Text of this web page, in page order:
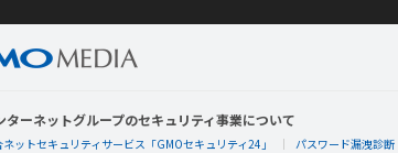
ターネットグループのセキュリティ事業について
ットセキュリティサービス「GMOセキュリティ24」 パスワード漏洩診断